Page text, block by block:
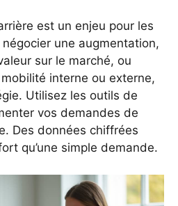
est un enjeu pour les
une augmentation,
sur le marché, ou
interne ou externe,
Utilisez les outils de
vos demandes de
Des données chiffrées
qu’une simple demande.